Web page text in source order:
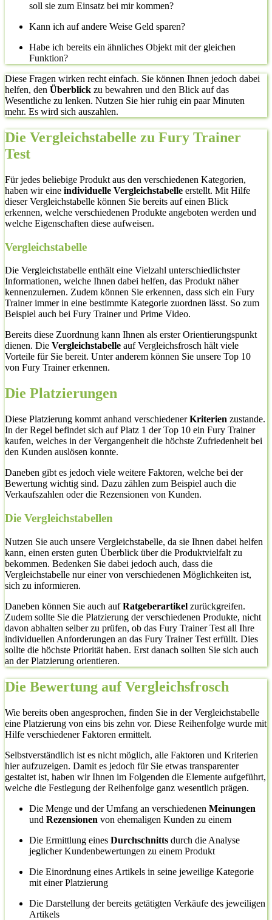
soll sie zum Einsatz bei mir kommen?
Kann ich auf andere Weise Geld sparen?
Habe ich bereits ein ähnliches Objekt mit der gleichen
Funktion?
Diese Fragen wirken recht einfach. Sie können Ihnen jedoch dabei
helfen, den Überblick zu bewahren und den Blick auf das
Wesentliche zu lenken. Nutzen Sie hier ruhig ein paar Minuten
mehr. Es wird sich auszahlen.
Die Vergleichstabelle zu Fury Trainer
Test
Für jedes beliebige Produkt aus den verschiedenen Kategorien,
haben wir eine individuelle Vergleichstabelle erstellt. Mit Hilfe
dieser Vergleichstabelle können Sie bereits auf einen Blick
erkennen, welche verschiedenen Produkte angeboten werden und
welche Eigenschaften diese aufweisen.
Vergleichstabelle
Die Vergleichstabelle enthält eine Vielzahl unterschiedlichster
Informationen, welche Ihnen dabei helfen, das Produkt näher
kennenzulernen. Zudem können Sie erkennen, dass sich ein Fury
Trainer immer in eine bestimmte Kategorie zuordnen lässt. So zum
Beispiel auch bei Fury Trainer und Prime Video.
Bereits diese Zuordnung kann Ihnen als erster Orientierungspunkt
dienen. Die Vergleichstabelle auf Vergleichsfrosch hält viele
Vorteile für Sie bereit. Unter anderem können Sie unsere Top 10
von Fury Trainer erkennen.
Die Platzierungen
Diese Platzierung kommt anhand verschiedenerKriterien zustande.
In der Regel befindet sich auf Platz 1 der Top 10 ein Fury Trainer
kaufen, welches in der Vergangenheit die höchste Zufriedenheit bei
den Kunden auslösen konnte.
Daneben gibt es jedoch viele weitere Faktoren, welche bei der
Bewertung wichtig sind. Dazu zählen zum Beispiel auch die
Verkaufszahlen oder die Rezensionen von Kunden.
Die Vergleichstabellen
Nutzen Sie auch unsere Vergleichstabelle, da sie Ihnen dabei helfen
kann, einen ersten guten Überblick über die Produktvielfalt zu
bekommen. Bedenken Sie dabei jedoch auch, dass die
Vergleichstabelle nur einer von verschiedenen Möglichkeiten ist,
sich zu informieren.
Daneben können Sie auch aufRatgeberartikel zurückgreifen.
Zudem sollte Sie die Platzierung der verschiedenen Produkte, nicht
davon abhalten selber zu prüfen, ob das Fury Trainer Test all Ihre
individuellen Anforderungen an das Fury Trainer Test erfüllt. Dies
sollte die höchste Priorität haben. Erst danach sollten Sie sich auch
an der Platzierung orientieren.
Die Bewertung auf Vergleichsfrosch
Wie bereits oben angesprochen, finden Sie in der Vergleichstabelle
eine Platzierung von eins bis zehn vor. Diese Reihenfolge wurde mit
Hilfe verschiedener Faktoren ermittelt.
Selbstverständlich ist es nicht möglich, alle Faktoren und Kriterien
hier aufzuzeigen. Damit es jedoch für Sie etwas transparenter
gestaltet ist, haben wir Ihnen im Folgenden die Elemente aufgeführt,
welche die Festlegung der Reihenfolge ganz wesentlich prägen.
Die Menge und der Umfang an verschiedenen Meinungen
und Rezensionen von ehemaligen Kunden zu einem
Die Ermittlung eines Durchschnitts durch die Analyse
jeglicher Kundenbewertungen zu einem Produkt
Die Einordnung eines Artikels in seine jeweilige Kategorie
mit einer Platzierung
Die Darstellung der bereits getätigten Verkäufe des jeweiligen
Artikels